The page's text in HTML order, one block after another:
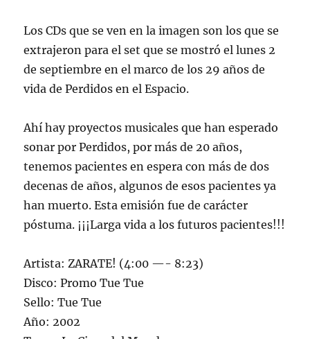
Los CDs que se ven en la imagen son los que se
extrajeron para el set que se mostró el lunes 2
de septiembre en el marco de los 29 años de
vida de Perdidos en el Espacio.
Ahí hay proyectos musicales que han esperado
sonar por Perdidos, por más de 20 años,
tenemos pacientes en espera con más de dos
decenas de años, algunos de esos pacientes ya
han muerto. Esta emisión fue de carácter
póstuma. ¡¡¡Larga vida a los futuros pacientes!!!
Artista: ZARATE! (4:00 —- 8:23)
Disco: Promo Tue Tue
Sello: Tue Tue
Año: 2002